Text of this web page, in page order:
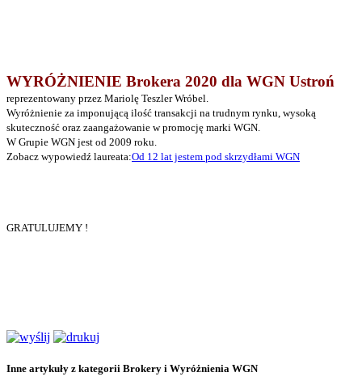
WYRÓŻNIENIE Brokera 2020 dla WGN Ustroń
reprezentowany przez Mariolę Teszler Wróbel.
Wyróżnienie za imponującą ilość transakcji na trudnym rynku, wysoką
skuteczność oraz zaangażowanie w promocję marki WGN.
W Grupie WGN jest od 2009 roku.
Zobacz wypowiedź laureata:Od 12 lat jestem pod skrzydłami WGN
GRATULUJEMY !
Inne artykuły z kategorii Brokery i Wyróżnienia WGN